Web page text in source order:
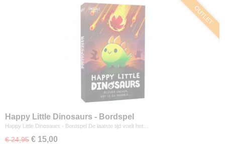
OUTLET
Happy Little Dinosaurs - Bordspel
Happy Little Dinosaurs - Bordspel De laatste tijd voelt het…
€ 24,95 € 15,00